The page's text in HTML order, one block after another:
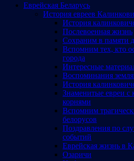
Еврейская Беларусь
История евреев
История
Послевоенная жизнь
Сохраним в памяти
Вспомним тех, кто
города
Интересные
Воспоминания
История
Знаменитые евреи с
корнями
Вспомним
белорусов
Поздравления по
событий
Еврейская жизнь в
Озаричи